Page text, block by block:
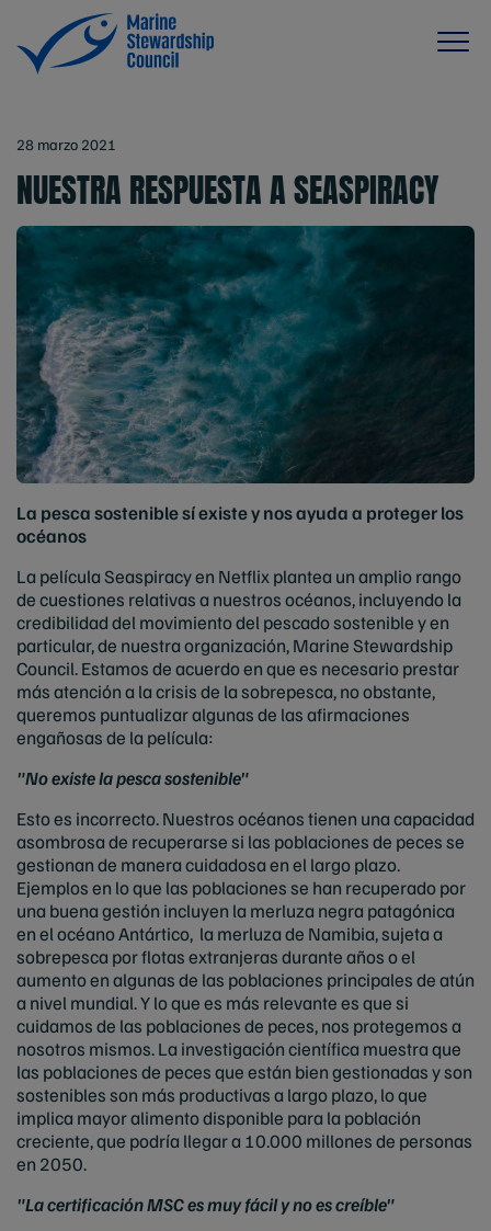
28 marzo 2021
NUESTRA RESPUESTA A SEASPIRACY
La pesca sostenible sí existe y nos ayuda a proteger los
océanos
La película Seaspiracy en Netflix plantea un amplio rango
de cuestiones relativas a nuestros océanos, incluyendo la
credibilidad del movimiento del pescado sostenible y en
particular, de nuestra organización, Marine Stewardship
Council. Estamos de acuerdo en que es necesario prestar
más atención a la crisis de la sobrepesca, no obstante,
queremos puntualizar algunas de las afirmaciones
engañosas de la película:
"No existe la pesca sostenible"
Esto es incorrecto. Nuestros océanos tienen una capacidad
asombrosa de recuperarse si las poblaciones de peces se
gestionan de manera cuidadosa en el largo plazo.
Ejemplos en lo que las poblaciones se han recuperado por
una buena gestión incluyen la merluza negra patagónica
en el océano Antártico, la merluza de Namibia, sujeta a
sobrepesca por flotas extranjeras durante años o el
aumento en algunas de las poblaciones principales de atún
a nivel mundial. Y lo que es más relevante es que si
cuidamos de las poblaciones de peces, nos protegemos a
nosotros mismos. La investigación científica muestra que
las poblaciones de peces que están bien gestionadas y son
sostenibles son más productivas a largo plazo, lo que
implica mayor alimento disponible para la población
creciente, que podría llegar a 10.000 millones de personas
en 2050.
"La certificación MSC es muy fácil y no es creíble"